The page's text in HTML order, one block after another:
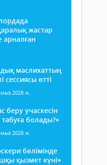
жастар
арналған
мәслихаттың
сессиясы өтті
2026 ж.
беру учаскесін
табуға болады?»
2026 ж.
бөлімінде
қызмет күні»